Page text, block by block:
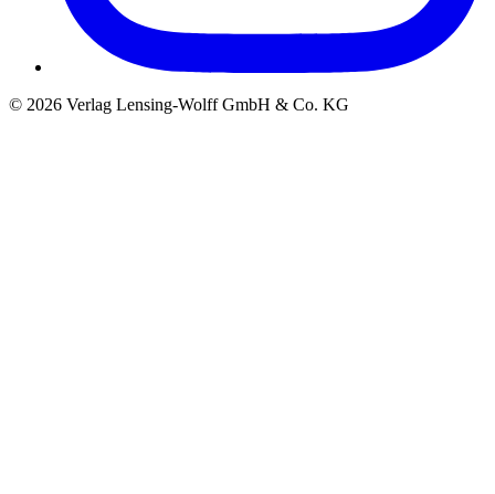
© 2026 Verlag Lensing-Wolff GmbH & Co. KG